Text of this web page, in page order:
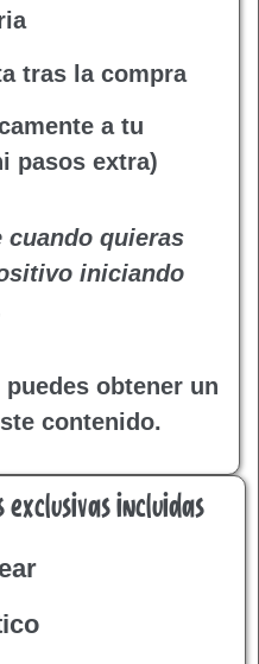
tras la compra
a tu
pasos extra)
cuando quieras
iniciando
puedes obtener un
contenido.
incluidas